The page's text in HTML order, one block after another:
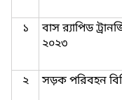
১
বাস র‍্যাপিড
২০২৩
২
সড়ক পরিবহন